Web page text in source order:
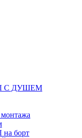
С ДУШЕМ
борт